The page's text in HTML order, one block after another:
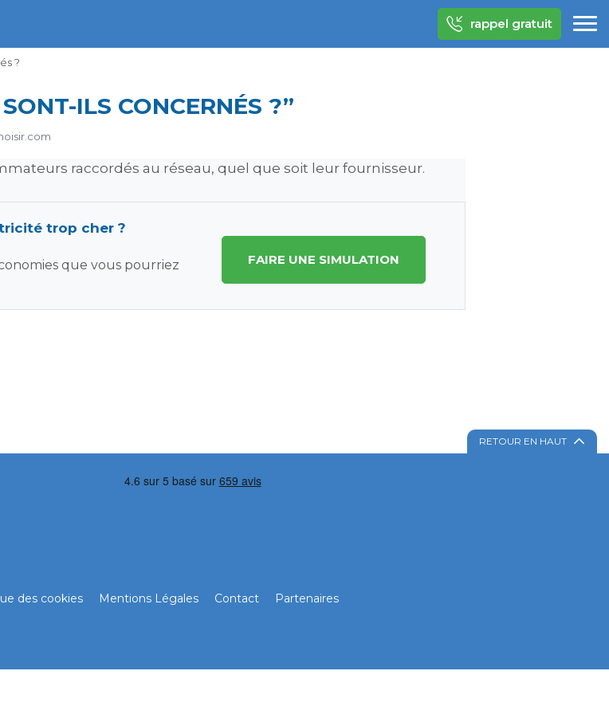
rappel gratuit
?
ILS CONCERNÉS ?”
raccordés au réseau, quel que soit leur fournisseur.
trop cher ?
que vous pourriez
FAIRE UNE SIMULATION
RETOUR EN HAUT
des cookies Mentions Légales Contact Partenaires